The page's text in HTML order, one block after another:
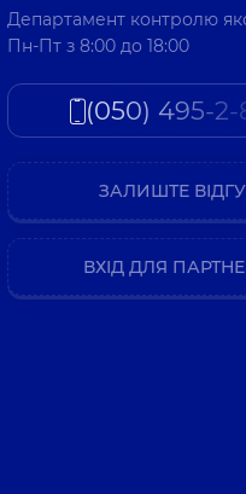
Департамент контролю
Пн-Пт з 8:00 до 18:00
(050) 495-2-
ЗАЛИШТЕ
ВХІД ДЛЯ